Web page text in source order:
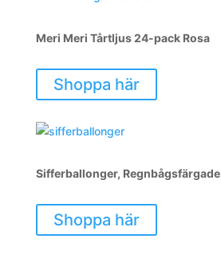
Meri Meri Tårtljus 24-pack Rosa
Shoppa här
Sifferballonger, Regnbågsfärgade
Shoppa här